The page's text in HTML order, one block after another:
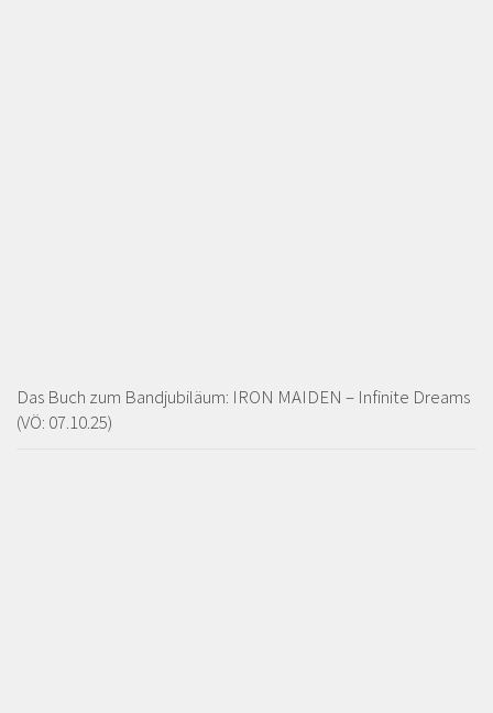
Das Buch zum Bandjubiläum: IRON MAIDEN – Infinite Dreams
(VÖ: 07.10.25)